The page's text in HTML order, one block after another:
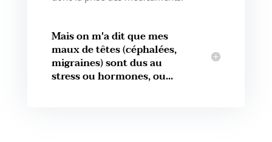
Mais on m'a dit que mes
maux de têtes (céphalées,
migraines) sont dus au
stress ou hormones, ou...